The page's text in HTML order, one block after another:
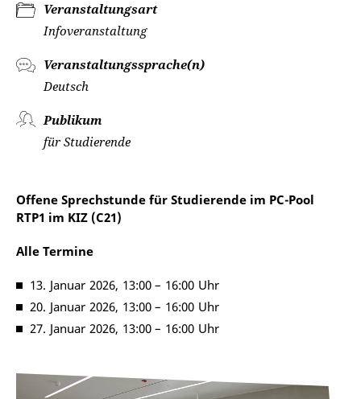
Veranstaltungsart
Infoveranstaltung
Veranstaltungssprache(n)
Deutsch
Publikum
für Studierende
Offene Sprechstunde für Studierende im PC-Pool
RTP1 im KIZ (C21)
Alle Termine
13. Januar 2026, 13:00 – 16:00 Uhr
20. Januar 2026, 13:00 – 16:00 Uhr
27. Januar 2026, 13:00 – 16:00 Uhr